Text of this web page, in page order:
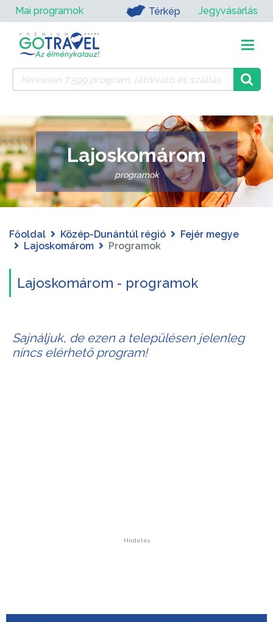
Mai programok Térkép Jegyvásárlás
Lajoskomárom
programok
Főoldal Közép-Dunántúl régió
Fejér megye
Lajoskomárom
Programok
Lajoskomárom - programok
Sajnáljuk, de ezen a településen jelenleg
nincs elérhető program!
Hirdetés